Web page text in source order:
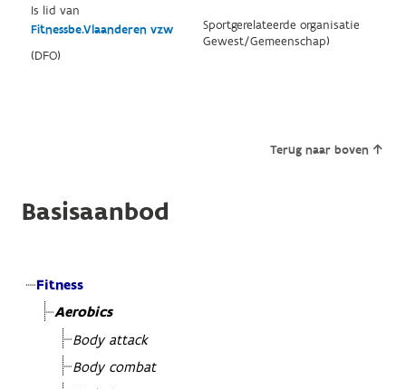
Is lid van
Fitnessbe.Vlaanderen vzw
(DFO)
Sportgerelateerde organisatie
Gewest/Gemeenschap)
Terug naar boven
Basisaanbod
Fitness
Aerobics
Body attack
Body combat